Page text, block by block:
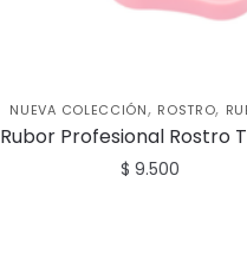
NUEVA COLECCIÓN, ROSTRO,
Rubor Profesional Rostro
$ 9.500